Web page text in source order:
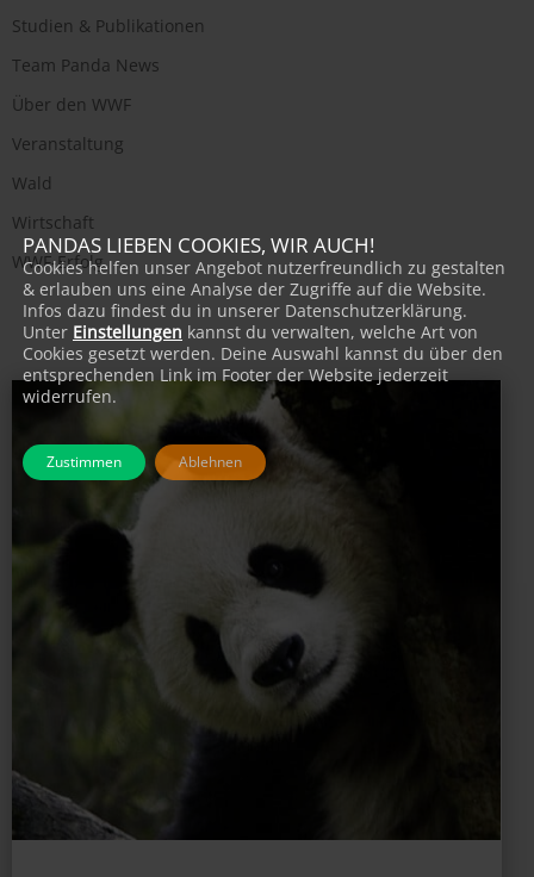
Studien & Publikationen
Team Panda News
Über den WWF
Veranstaltung
Wald
Wirtschaft
WWF-Erfolg
PANDAS LIEBEN COOKIES, WIR AUCH!
Cookies helfen unser Angebot nutzerfreundlich zu gestalten
& erlauben uns eine Analyse der Zugriffe auf die Website.
Infos dazu findest du in unserer Datenschutzerklärung.
Unter Einstellungen kannst du verwalten, welche Art von
Cookies gesetzt werden. Deine Auswahl kannst du über den
entsprechenden Link im Footer der Website jederzeit
widerrufen.
Zustimmen Ablehnen